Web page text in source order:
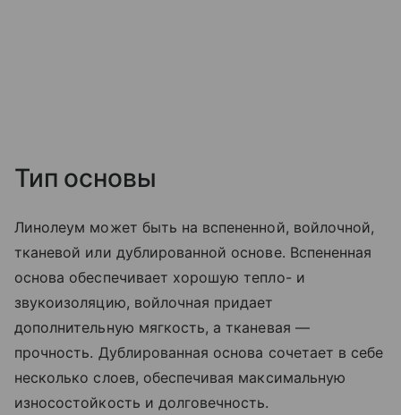
Тип основы
Линолеум может быть на вспененной, войлочной,
тканевой или дублированной основе. Вспененная
основа обеспечивает хорошую тепло- и
звукоизоляцию, войлочная придает
дополнительную мягкость, а тканевая —
прочность. Дублированная основа сочетает в себе
несколько слоев, обеспечивая максимальную
износостойкость и долговечность.